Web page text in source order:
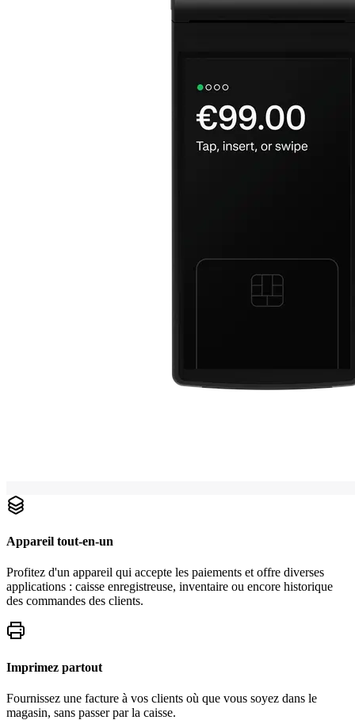
Appareil tout-en-un
Profitez d'un appareil qui accepte les paiements et offre diverses
applications : caisse enregistreuse, inventaire ou encore historique
des commandes des clients.
Imprimez partout
Fournissez une facture à vos clients où que vous soyez dans le
magasin, sans passer par la caisse.